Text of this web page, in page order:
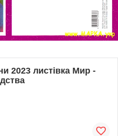
2023 листівка Мир -